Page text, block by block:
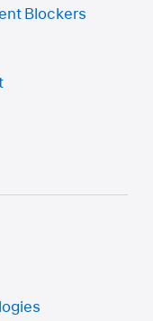
Blockers